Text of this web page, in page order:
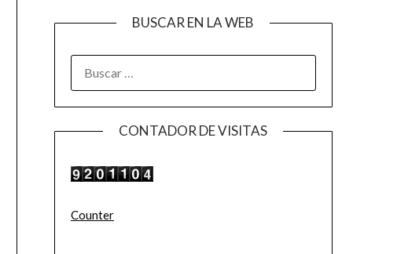
BUSCAR EN LA WEB
CONTADOR DE VISITAS
Counter